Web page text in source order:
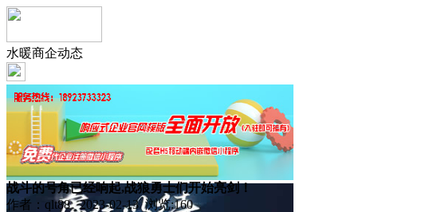
水暖商企动态
战斗的号角已经响起,战狼勇士们开始亮剑！
作者：qlt88 2023-02-13 浏览:160